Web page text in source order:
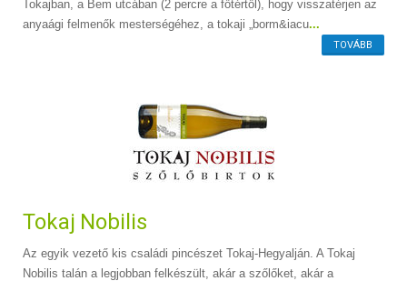
Tokajban, a Bem utcában (2 percre a főtértől), hogy visszatérjen az
anyaági felmenők mesterségéhez, a tokaji „borm&iacu...
TOVÁBB
Tokaj Nobilis
Az egyik vezető kis családi pincészet Tokaj-Hegyalján. A Tokaj
Nobilis talán a legjobban felkészült, akár a szőlőket, akár a